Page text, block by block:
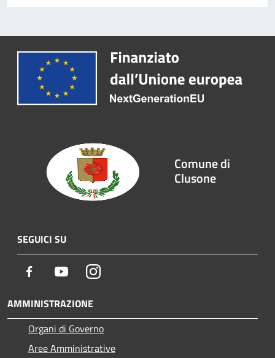
Comune di
Clusone
SEGUICI SU
Facebook YoutubeInstagram
AMMINISTRAZIONE
Organi di Governo
Aree Amministrative